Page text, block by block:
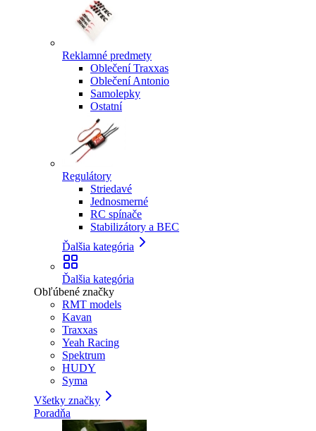
Reklamné predmety
Oblečení Traxxas
Oblečení Antonio
Samolepky
Ostatní
Regulátory
Striedavé
Jednosmerné
RC spínače
Stabilizátory a BEC
Ďalšia kategória
Ďalšia kategória
Obľúbené značky
RMT models
Kavan
Traxxas
Yeah Racing
Spektrum
HUDY
Syma
Všetky značky
Poradňa